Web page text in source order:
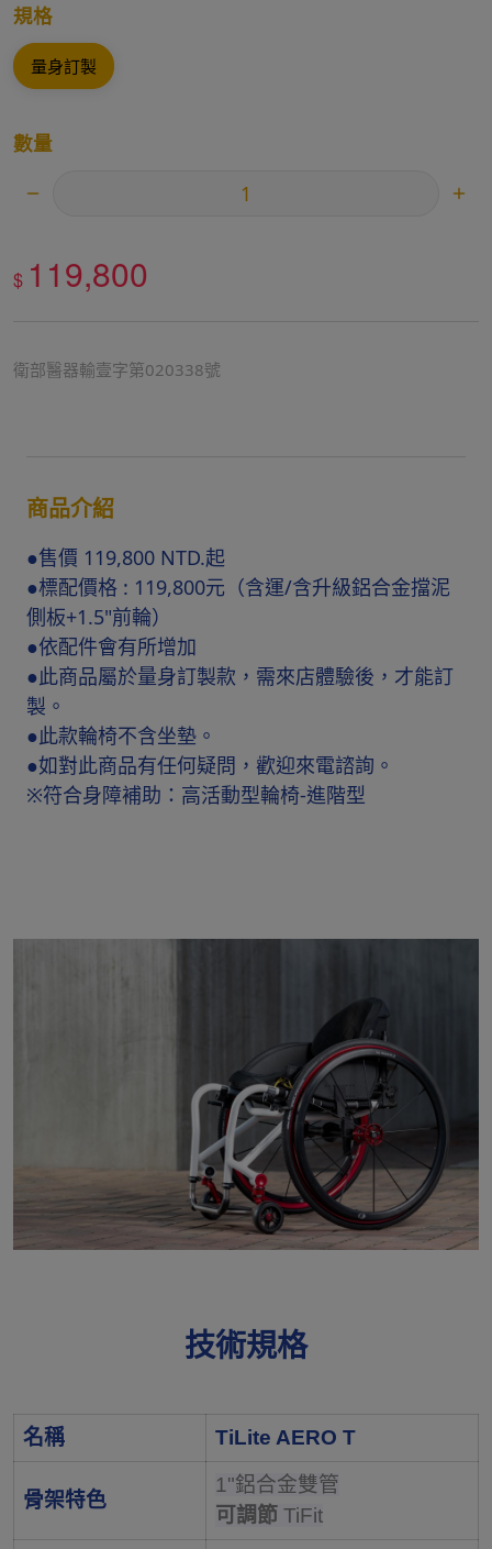
規格
量身訂製
數量
$ 119,800
衛部醫器輸壹字第020338號
商品介紹
●售價 119,800 NTD.起
●標配價格 : 119,800元（含運/含升級鋁合金擋泥
側板+1.5"前輪）
●依配件會有所增加
●此商品屬於量身訂製款，需來店體驗後，才能訂
製。
●此款輪椅不含坐墊。
●如對此商品有任何疑問，歡迎來電諮詢。
※符合身障補助：高活動型輪椅-進階型
技術規格
名稱 TiLite AERO T
骨架特色
1"鋁合金雙管
可調節TiFit